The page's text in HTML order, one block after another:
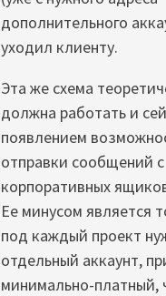
дополнительного
уходил клиенту.
Эта же схема
должна работать и
появлением
отправки сообщений с
корпоративных
Ее минусом является
под каждый проект
отдельный аккаунт,
минимально-платный,